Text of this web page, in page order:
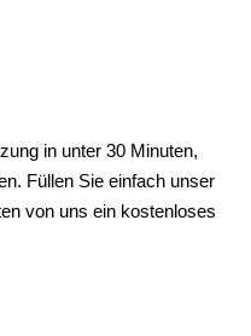
in unter 30 Minuten,
Füllen Sie einfach unser
von uns ein kostenloses